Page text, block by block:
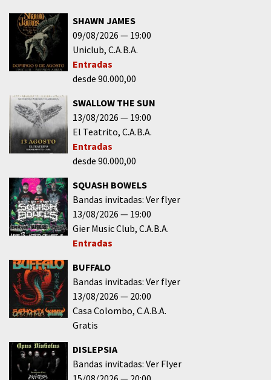
SHAWN JAMES
09/08/2026
19:00
Uniclub C.A.B.A.
Entradas
desde 90.000,00
SWALLOW THE SUN
13/08/2026
19:00
El Teatrito C.A.B.A.
Entradas
desde 90.000,00
SQUASH BOWELS
Bandas invitadas: Ver flyer
13/08/2026
19:00
Gier Music Club C.A.B.A.
Entradas
BUFFALO
Bandas invitadas: Ver flyer
13/08/2026
20:00
Casa Colombo C.A.B.A.
Gratis
DISLEPSIA
Bandas invitadas: Ver Flyer